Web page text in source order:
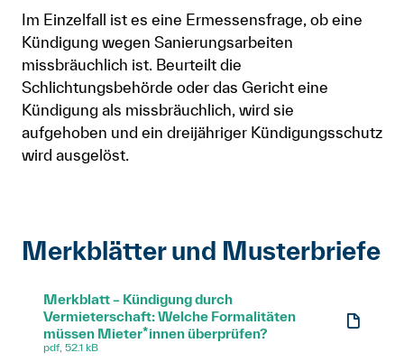
Im Einzelfall ist es eine Ermessensfrage, ob eine
Kündigung wegen Sanierungsarbeiten
missbräuchlich ist. Beurteilt die
Schlichtungsbehörde oder das Gericht eine
Kündigung als missbräuchlich, wird sie
aufgehoben und ein dreijähriger Kündigungsschutz
wird ausgelöst.
Merkblätter und Musterbriefe
Merkblatt – Kündigung durch
Vermieterschaft: Welche Formalitäten
müssen Mieter*innen überprüfen?
pdf, 52.1 kB